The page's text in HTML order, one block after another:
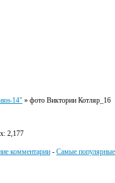
14" » фото Виктории Котляр_16
2,177
комментарии - Самые популярные